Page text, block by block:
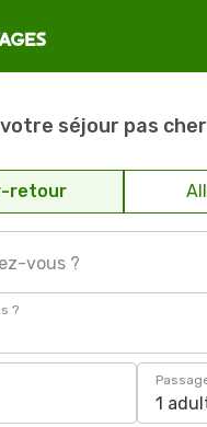
séjour pas
retour
vous ?
?
1